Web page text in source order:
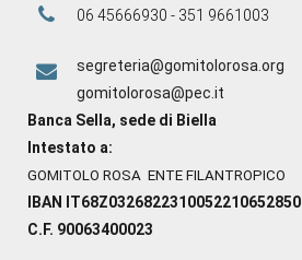
06 45666930 - 351 9661003
segreteria@gomitolorosa.org
gomitolorosa@pec.it
Banca Sella, sede di Biella
Intestato a:
GOMITOLO ROSA ENTE FILANTROPICO
IBAN IT68Z0326822310052210652850
C.F. 90063400023